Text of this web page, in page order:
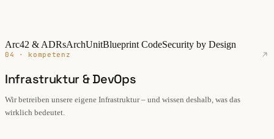
Arc42 & ADRsArchUnitBlueprint CodeSecurity by Design
04 · kompetenz
Infrastruktur & DevOps
Wir betreiben unsere eigene Infrastruktur – und wissen deshalb, was das
wirklich bedeutet.